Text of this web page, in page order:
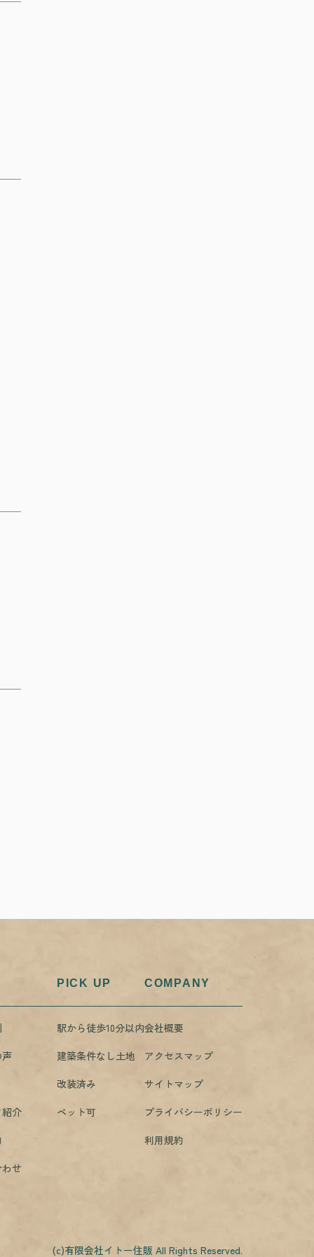
介
せ
PICK UP
駅から徒歩10分以内
建築条件なし土地
改装済み
ペット可
COMPANY
会社概要
アクセスマップ
サイトマップ
プライバシーポリシー
利用規約
(c)有限会社イトー住販 All Rights Reserved.